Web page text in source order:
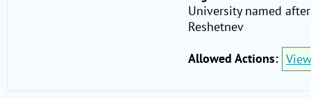
University named
Reshetnev
Allowed Actions: View